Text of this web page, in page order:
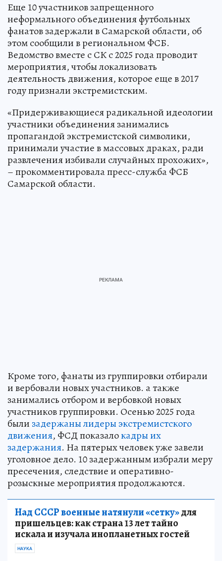
Еще 10 участников запрещенного
неформального объединения футбольных
фанатов задержали в Самарской области, об
этом сообщили в региональном ФСБ.
Ведомство вместе с СК с 2025 года проводит
мероприятия, чтобы локализовать
деятельность движения, которое еще в 2017
году признали экстремистским.
«Придерживающиеся радикальной идеологии
участники объединения занимались
пропагандой экстремистской символики,
принимали участие в массовых драках, ради
развлечения избивали случайных прохожих»,
– прокомментировала пресс-служба ФСБ
Самарской области.
Кроме того, фанаты из группировки отбирали
и вербовали новых участников. а также
занимались отбором и вербовкой новых
участников группировки. Осенью 2025 года
были задержаны лидеры экстремистского
движения, ФСД показалокадры их
задержания. На пятерых человек уже завели
уголовное дело. 10 задержанным избрали меру
пресечения, следствие и оперативно-
розыскные мероприятия продолжаются.
Над СССР военные натянули «сетку»для
пришельцев: как страна 13 лет тайно
искала и изучала инопланетных гостей
НАУКА